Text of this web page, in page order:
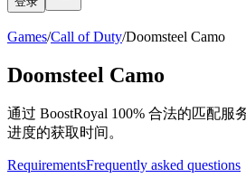
Games/Call of Duty/Doomsteel Camo
Doomsteel Camo
通过 BoostRoyal 100% 合法的匹配服
进度的获取时间。
RequirementsFrequently asked questions